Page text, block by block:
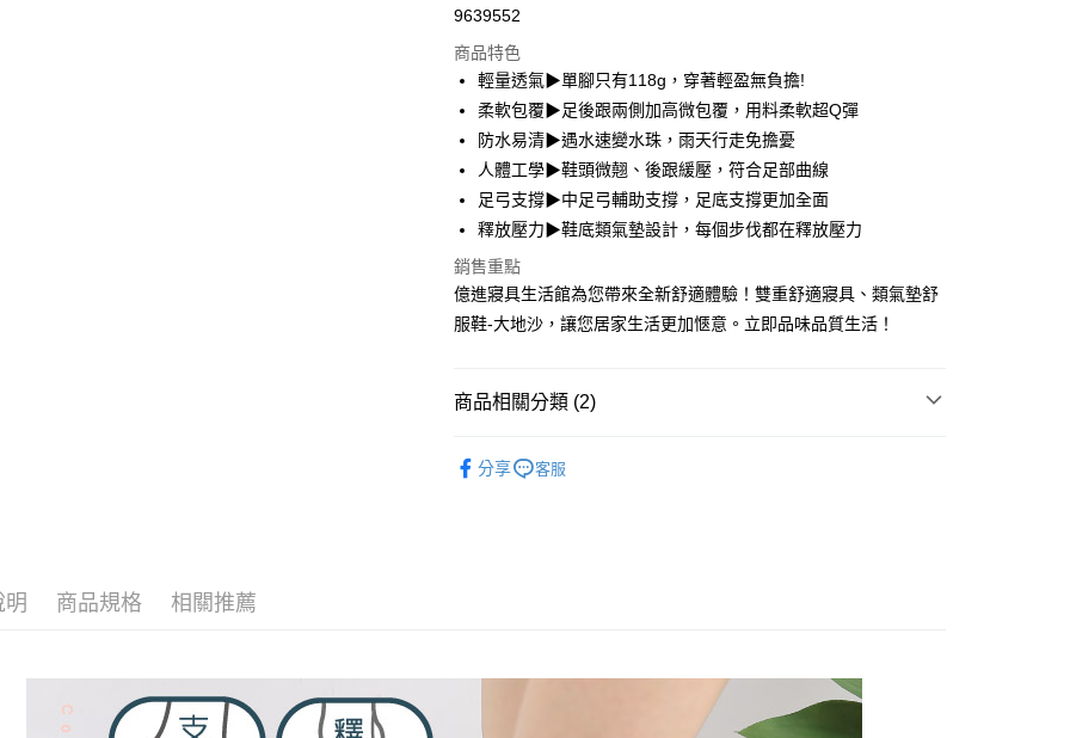
3 期 0 利率 每期 NT$133
合作金庫商業銀行
第一商業銀行
華南商業銀行
彰化商業銀行
國泰世華商業銀行
兆豐國際商業銀行
臺灣中小企業銀行
台中商業銀行
匯豐（台灣）商業銀行
華泰商業銀行
聯邦商業銀行
玉山商業銀行
星展（台灣）商業銀行
台新國際商業銀行
中國信託商業銀行
6 期 0 利率 每期NT$66 21家銀行
合作金庫商業銀行
第一商業銀行
華南商業銀行
彰化商業銀行
上海商業儲蓄銀行
台北富邦商業銀行
臺灣中小企業銀行
台中商業銀行
匯豐（台灣）商業銀行
聯邦商業銀行
遠東國際商業銀行
元大商業銀行
永豐商業銀行
台灣樂天信用卡公司
LINE Pay
Apple Pay
悠遊付
Google Pay
ATM付款
運送方式
每筆NT$150，滿NT$2,000(含以上)免運費
9639552
商品特色
輕量透氣▶單腳只有118g，穿著輕盈無負擔!
柔軟包覆▶足後跟兩側加高微包覆，用料柔軟超Q彈
防水易清▶遇水速變水珠，雨天行走免擔憂
人體工學▶鞋頭微翹、後跟緩壓，符合足部曲線
足弓支撐▶中足弓輔助支撐，足底支撐更加全面
釋放壓力▶鞋底類氣墊設計，每個步伐都在釋放壓力
銷售重點
億進寢具生活館為您帶來全新舒適體驗！雙重舒適寢具、類氣墊舒
服鞋-大地沙，讓您居家生活更加愜意。立即品味品質生活！
商品相關分類 (2)
分享 客服
明 商品規格 相關推薦